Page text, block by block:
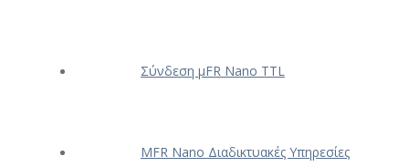
Σύνδεση μFR Nano TTL
ΜFR Nano Διαδικτυακές Υπηρεσίες